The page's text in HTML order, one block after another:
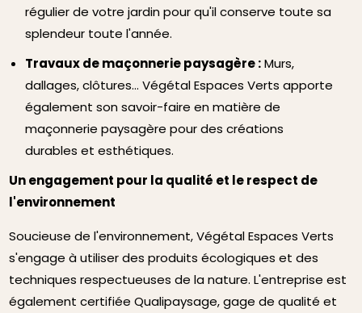
régulier de votre jardin pour qu'il conserve toute sa
splendeur toute l'année.
Travaux de maçonnerie paysagère :Murs,
dallages, clôtures... Végétal Espaces Verts apporte
également son savoir-faire en matière de
maçonnerie paysagère pour des créations
durables et esthétiques.
Un engagement pour la qualité et le respect de
l'environnement
Soucieuse de l'environnement, Végétal Espaces Verts
s'engage à utiliser des produits écologiques et des
techniques respectueuses de la nature. L'entreprise est
également certifiée Qualipaysage, gage de qualité et